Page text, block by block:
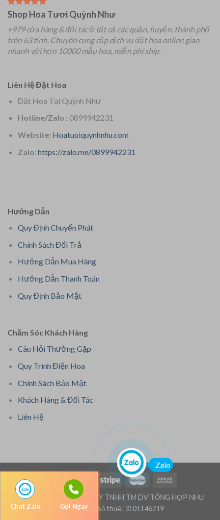
Shop Hoa Tươi Quỳnh Như
+979 cửa hàng & đối tác ở tất cả các quận, huyện, thành phố
trên 63 tỉnh. Chuyên cung cấp dịch vụ đặt hoa online giao
nhanh với hơn 10000 mẫu hoa, miễn phí ship.
Liên Hệ Đặt Hoa
Đặt Hoa Tại Quỳnh Như
Hotline/Zalo : 0899942231
Website: Hoatuoiquynhnhu.com
Zalo: https://zalo.me/0899942231
Hướng Dẫn
Quy Định Chuyển Phát
Chính Sách Đổi Trả
Hướng Dẫn Mua Hàng
Hướng Dẫn Thanh Toán
Quy Định Bảo Mật
Chăm Sóc Khách Hàng
Câu Hỏi Thường Gặp
Quy Trình Điện Hoa
Chính Sách Bảo Mật
Khách Hàng & Đối Tác
Liên Hệ
Bản quyền thuộc: CÔNG TY TNHH TM DV TỔNG HỢP NHƯ
TRUNG - Mã số thuế: 3101146219
Zalo
Chat Zalo Gọi Ngay